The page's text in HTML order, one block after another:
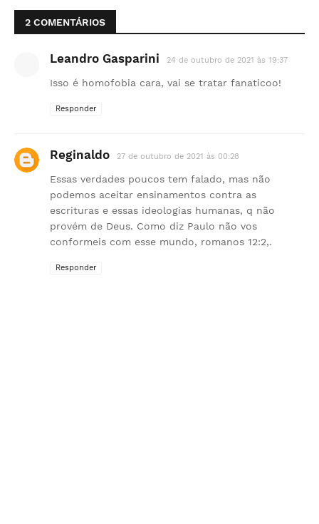
2 COMENTÁRIOS
Leandro Gasparini 24 de outubro de 2021 às 19:37
Isso é homofobia cara, vai se tratar fanaticoo!
Responder
Reginaldo 27 de outubro de 2021 às 00:28
Essas verdades poucos tem falado, mas não
podemos aceitar ensinamentos contra as
escrituras e essas ideologias humanas, q não
provém de Deus. Como diz Paulo não vos
conformeis com esse mundo, romanos 12:2,.
Responder